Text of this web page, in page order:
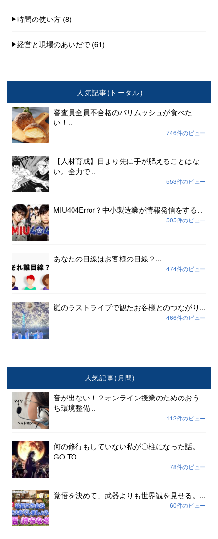
時間の使い方 (8)
経営と現場のあいだで (61)
人気記事(トータル)
審査員全員不合格のパリムッシュが食べた
い！...
746件のビュー
【人材育成】目より先に手が肥えることはな
い。全力で...
553件のビュー
MIU404Error？中小製造業が情報発信をする...
505件のビュー
あなたの目線はお客様の目線？...
474件のビュー
嵐のラストライブで観たお客様とのつながり...
466件のビュー
人気記事(月間)
音が出ない！？オンライン授業のためのおう
ち環境整備...
112件のビュー
何の修行もしていない私が〇柱になった話。
GO TO...
78件のビュー
覚悟を決めて、武器よりも世界観を見せる。...
60件のビュー